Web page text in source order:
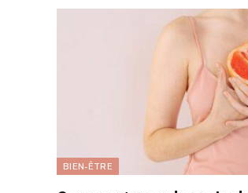
BIEN-ÊTRE